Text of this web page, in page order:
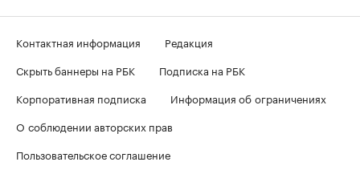
Контактная информация
Редакция
Скрыть баннеры на РБК
Подписка на РБК
Корпоративная подписка
Информация об ограничениях
О соблюдении авторских прав
Пользовательское соглашение